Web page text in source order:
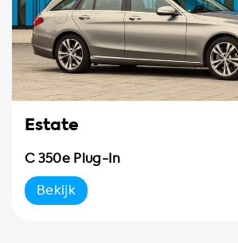
Estate
C 350e Plug-In
Bekijk